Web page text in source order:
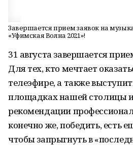
Завершается прием заявок на
«Уфимская Волна 2021»!
31 августа завершается
Для тех, кто мечтает
телеэфире, а также
площадках нашей столицы
рекомендации
конечно же, победить, есть
чтобы запрыгнуть в